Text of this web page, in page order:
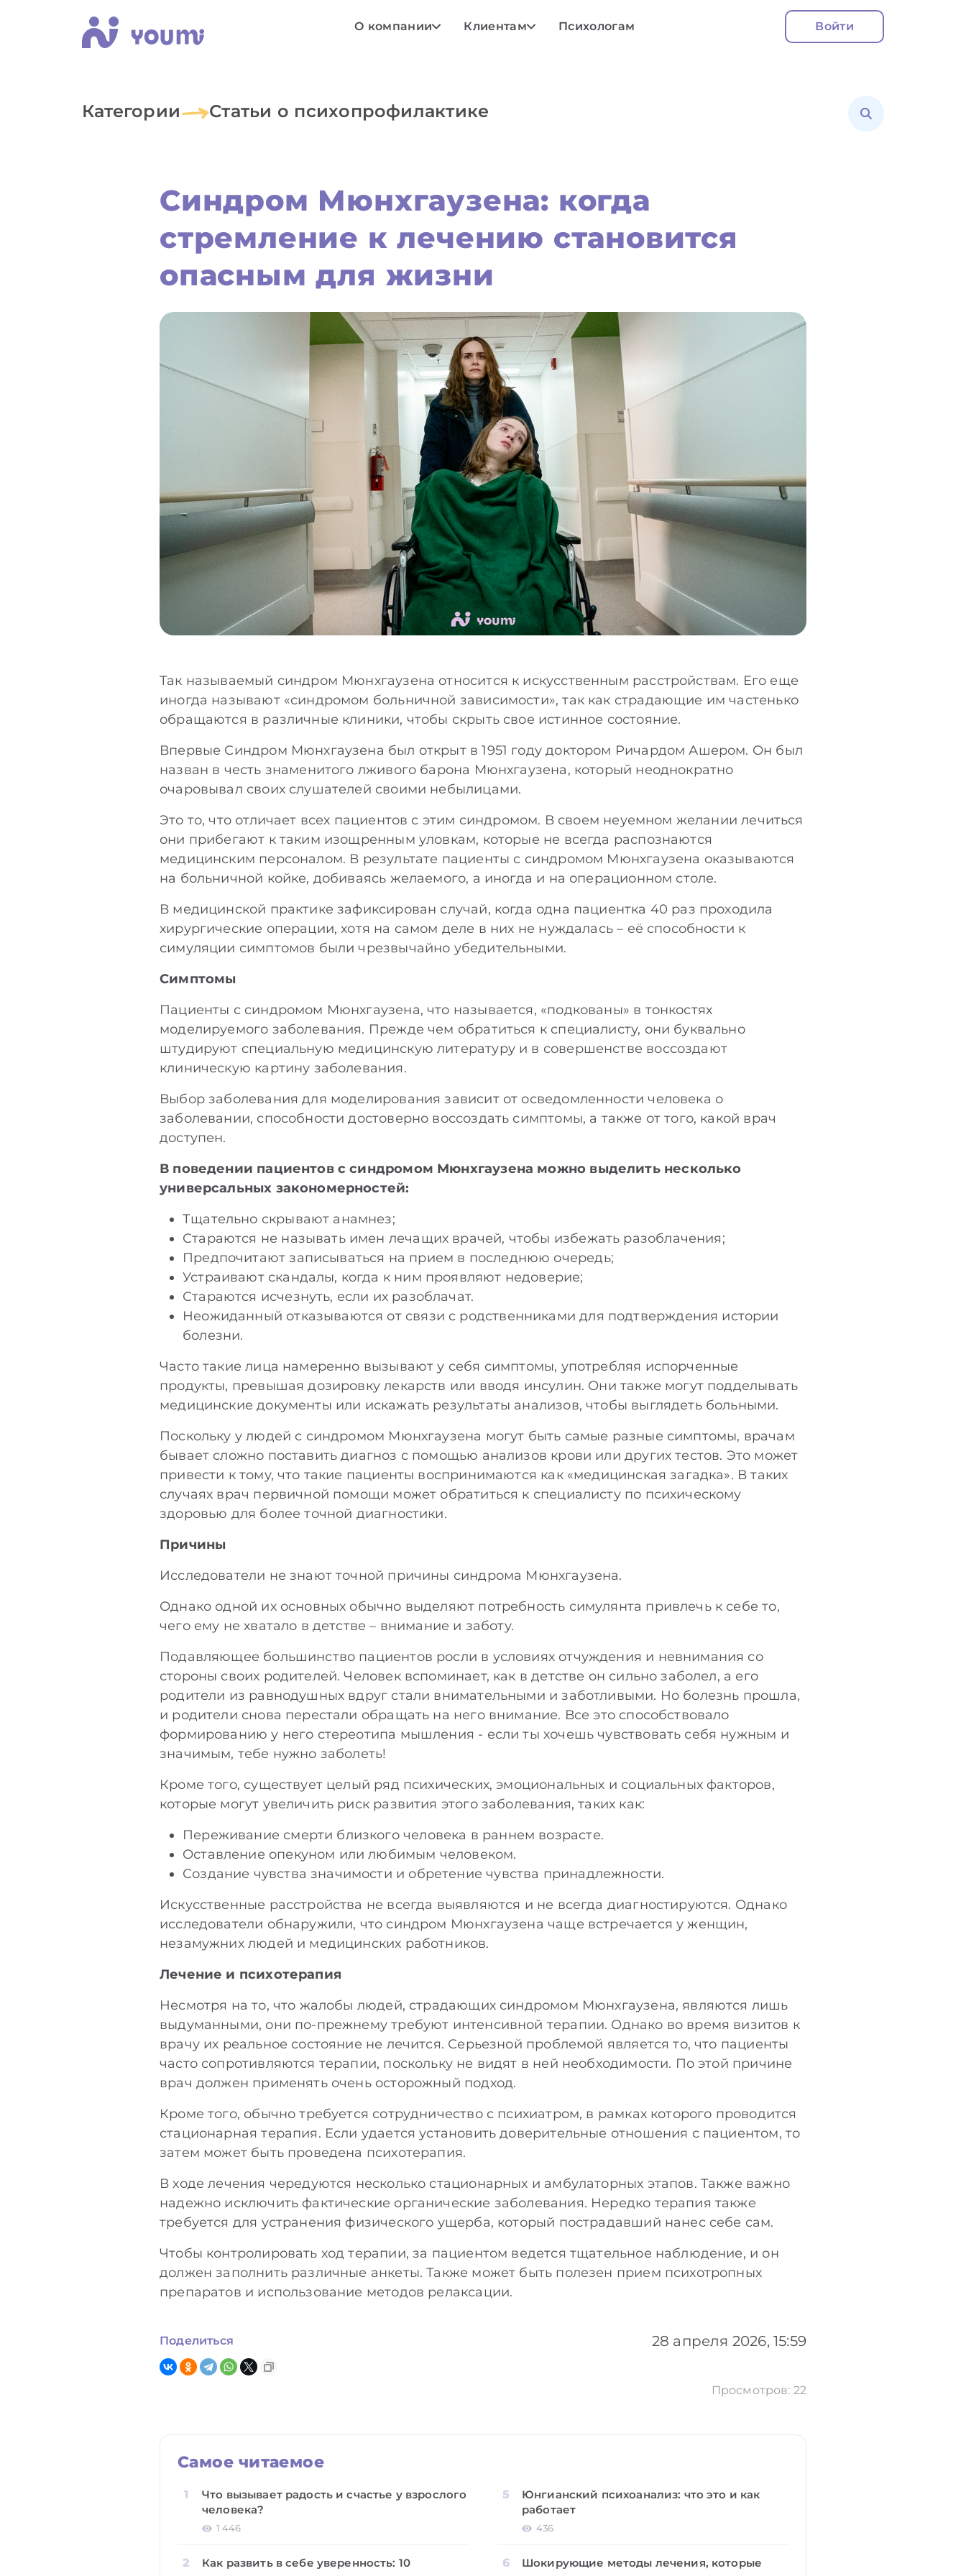
О компании Клиентам Психологам Войти
Категории Статьи о психопрофилактике
Синдром Мюнхгаузена: когда
стремление к лечению становится
опасным для жизни
Так называемый синдром Мюнхгаузена относится к искусственным расстройствам. Его еще
иногда называют «синдромом больничной зависимости», так как страдающие им частенько
обращаются в различные клиники, чтобы скрыть свое истинное состояние.
Впервые Синдром Мюнхгаузена был открыт в 1951 году доктором Ричардом Ашером. Он был
назван в честь знаменитого лживого барона Мюнхгаузена, который неоднократно
очаровывал своих слушателей своими небылицами.
Это то, что отличает всех пациентов с этим синдромом. В своем неуемном желании лечиться
они прибегают к таким изощренным уловкам, которые не всегда распознаются
медицинским персоналом. В результате пациенты с синдромом Мюнхгаузена оказываются
на больничной койке, добиваясь желаемого, а иногда и на операционном столе.
В медицинской практике зафиксирован случай, когда одна пациентка 40 раз проходила
хирургические операции, хотя на самом деле в них не нуждалась – её способности к
симуляции симптомов были чрезвычайно убедительными.
Симптомы
Пациенты с синдромом Мюнхгаузена, что называется, «подкованы» в тонкостях
моделируемого заболевания. Прежде чем обратиться к специалисту, они буквально
штудируют специальную медицинскую литературу и в совершенстве воссоздают
клиническую картину заболевания.
Выбор заболевания для моделирования зависит от осведомленности человека о
заболевании, способности достоверно воссоздать симптомы, а также от того, какой врач
доступен.
В поведении пациентов с синдромом Мюнхгаузена можно выделить несколько
универсальных закономерностей:
Тщательно скрывают анамнез;
Стараются не называть имен лечащих врачей, чтобы избежать разоблачения;
Предпочитают записываться на прием в последнюю очередь;
Устраивают скандалы, когда к ним проявляют недоверие;
Стараются исчезнуть, если их разоблачат.
Неожиданный отказываются от связи с родственниками для подтверждения истории
болезни.
Часто такие лица намеренно вызывают у себя симптомы, употребляя испорченные
продукты, превышая дозировку лекарств или вводя инсулин. Они также могут подделывать
медицинские документы или искажать результаты анализов, чтобы выглядеть больными.
Поскольку у людей с синдромом Мюнхгаузена могут быть самые разные симптомы, врачам
бывает сложно поставить диагноз с помощью анализов крови или других тестов. Это может
привести к тому, что такие пациенты воспринимаются как «медицинская загадка». В таких
случаях врач первичной помощи может обратиться к специалисту по психическому
здоровью для более точной диагностики.
Причины
Исследователи не знают точной причины синдрома Мюнхгаузена.
Однако одной их основных обычно выделяют потребность симулянта привлечь к себе то,
чего ему не хватало в детстве – внимание и заботу.
Подавляющее большинство пациентов росли в условиях отчуждения и невнимания со
стороны своих родителей. Человек вспоминает, как в детстве он сильно заболел, а его
родители из равнодушных вдруг стали внимательными и заботливыми. Но болезнь прошла,
и родители снова перестали обращать на него внимание. Все это способствовало
формированию у него стереотипа мышления - если ты хочешь чувствовать себя нужным и
значимым, тебе нужно заболеть!
Кроме того, существует целый ряд психических, эмоциональных и социальных факторов,
которые могут увеличить риск развития этого заболевания, таких как:
Переживание смерти близкого человека в раннем возрасте.
Оставление опекуном или любимым человеком.
Создание чувства значимости и обретение чувства принадлежности.
Искусственные расстройства не всегда выявляются и не всегда диагностируются. Однако
исследователи обнаружили, что синдром Мюнхгаузена чаще встречается у женщин,
незамужних людей и медицинских работников.
Лечение и психотерапия
Несмотря на то, что жалобы людей, страдающих синдромом Мюнхгаузена, являются лишь
выдуманными, они по-прежнему требуют интенсивной терапии. Однако во время визитов к
врачу их реальное состояние не лечится. Серьезной проблемой является то, что пациенты
часто сопротивляются терапии, поскольку не видят в ней необходимости. По этой причине
врач должен применять очень осторожный подход.
Кроме того, обычно требуется сотрудничество с психиатром, в рамках которого проводится
стационарная терапия. Если удается установить доверительные отношения с пациентом, то
затем может быть проведена психотерапия.
В ходе лечения чередуются несколько стационарных и амбулаторных этапов. Также важно
надежно исключить фактические органические заболевания. Нередко терапия также
требуется для устранения физического ущерба, который пострадавший нанес себе сам.
Чтобы контролировать ход терапии, за пациентом ведется тщательное наблюдение, и он
должен заполнить различные анкеты. Также может быть полезен прием психотропных
препаратов и использование методов релаксации.
Поделиться 28 апреля 2026, 15:59
Просмотров: 22
Самое читаемое
Что вызывает радость и счастье у взрослого
человека?
1 446
Как развить в себе уверенность: 10
Юнгианский психоанализ: что это и как
работает
436
Шокирующие методы лечения, которые